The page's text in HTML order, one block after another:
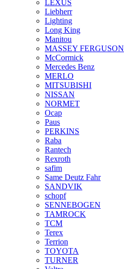
LEXUS
Liebherr
Lighting
Long King
Manitou
MASSEY FERGUSON
McCormick
Mercedes Benz
MERLO
MITSUBISHI
NISSAN
NORMET
Ocap
Paus
PERKINS
Raba
Rantech
Rexroth
safim
Same Deutz Fahr
SANDVIK
schopf
SENNEBOGEN
TAMROCK
TCM
Terex
Terrion
TOYOTA
TURNER